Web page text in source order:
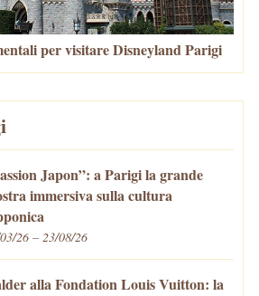
per visitare Disneyland Parigi
Japon”: a Parigi la grande
immersiva sulla cultura
26 – 23/08/26
alla Fondation Louis Vuitton: la